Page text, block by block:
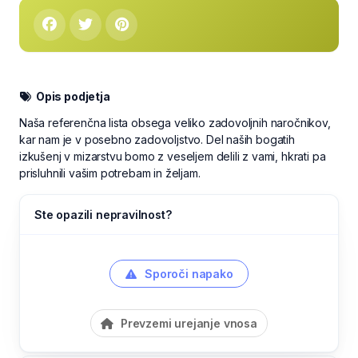
Opis podjetja
Naša referenčna lista obsega veliko zadovoljnih naročnikov,
kar nam je v posebno zadovoljstvo. Del naših bogatih
izkušenj v mizarstvu bomo z veseljem delili z vami, hkrati pa
prisluhnili vašim potrebam in željam.
Ste opazili nepravilnost?
Sporoči napako
Prevzemi urejanje vnosa